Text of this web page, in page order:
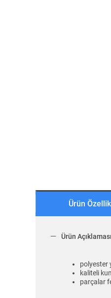
Ürün
Ürün Açıklaması
polyester
kaliteli
parçalar